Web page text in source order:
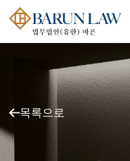
목록으로